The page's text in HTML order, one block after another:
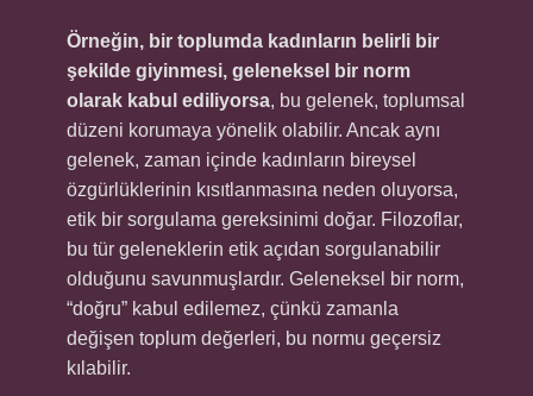
Örneğin, bir toplumda kadınların belirli bir
şekilde giyinmesi, geleneksel bir norm
olarak kabul ediliyorsa, bu gelenek, toplumsal
düzeni korumaya yönelik olabilir. Ancak aynı
gelenek, zaman içinde kadınların bireysel
özgürlüklerinin kısıtlanmasına neden oluyorsa,
etik bir sorgulama gereksinimi doğar. Filozoflar,
bu tür geleneklerin etik açıdan sorgulanabilir
olduğunu savunmuşlardır. Geleneksel bir norm,
“doğru” kabul edilemez, çünkü zamanla
değişen toplum değerleri, bu normu geçersiz
kılabilir.